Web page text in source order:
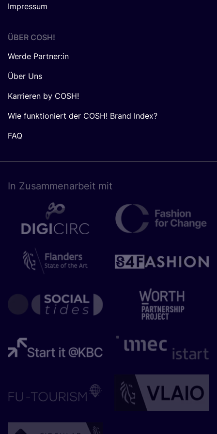
Impressum
ÜBER COSH!
Werde Partner:in
Über Uns
Karrieren by COSH!
Wie funktioniert der COSH! Brand Index?
FAQ
In Zusam­men­ar­beit mit